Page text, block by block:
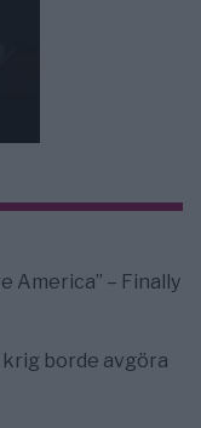
America” – Finally
krig borde avgöra